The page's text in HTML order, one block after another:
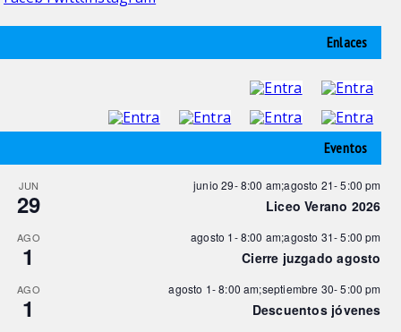
Enlaces
Eventos
JUN
29
junio 29- 8:00 am;agosto 21- 5:00 pm
Liceo Verano 2026
AGO
1
agosto 1- 8:00 am;agosto 31- 5:00 pm
Cierre juzgado agosto
AGO
1
agosto 1- 8:00 am;septiembre 30- 5:00 pm
Descuentos jóvenes